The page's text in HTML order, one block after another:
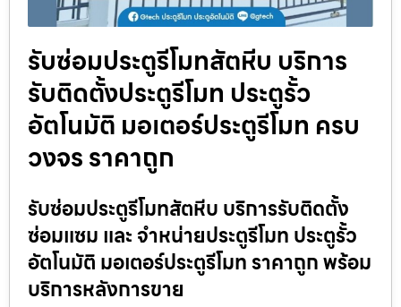
รับซ่อมประตูรีโมทสัตหีบ บริการ
รับติดตั้งประตูรีโมท ประตูรั้ว
อัตโนมัติ มอเตอร์ประตูรีโมท ครบ
วงจร ราคาถูก
รับซ่อมประตูรีโมทสัตหีบ บริการรับติดตั้ง
ซ่อมแซม และ จำหน่ายประตูรีโมท ประตูรั้ว
อัตโนมัติ มอเตอร์ประตูรีโมท ราคาถูก พร้อม
บริการหลังการขาย